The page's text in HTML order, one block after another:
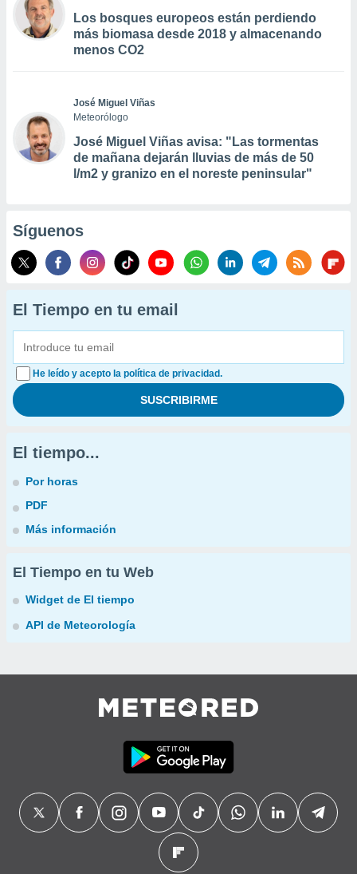
Los bosques europeos están perdiendo
más biomasa desde 2018 y almacenando
menos CO2
José Miguel Viñas
Meteorólogo
José Miguel Viñas avisa: "Las tormentas
de mañana dejarán lluvias de más de 50
l/m2 y granizo en el noreste peninsular"
Síguenos
El Tiempo en tu email
He leído y acepto la política de privacidad.
El tiempo...
Por horas
PDF
Más información
El Tiempo en tu Web
Widget de El tiempo
API de Meteorología